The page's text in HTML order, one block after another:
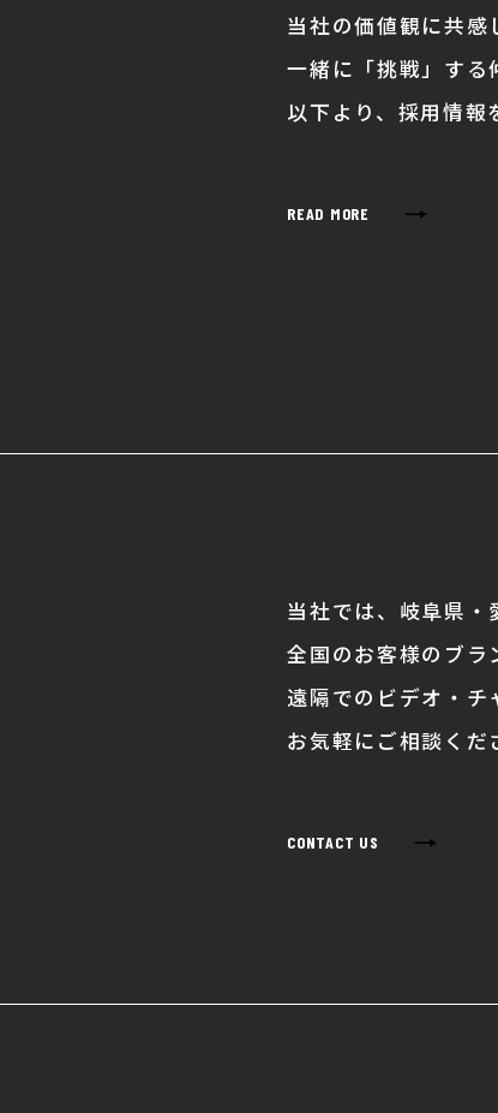
当社の価値観に共感
一緒に「挑戦」する
以下より、採用情報
READ MORE →
当社では、岐阜県
全国のお客様のブラ
遠隔でのビデオ・チ
お気軽にご相談くだ
CONTACT US →